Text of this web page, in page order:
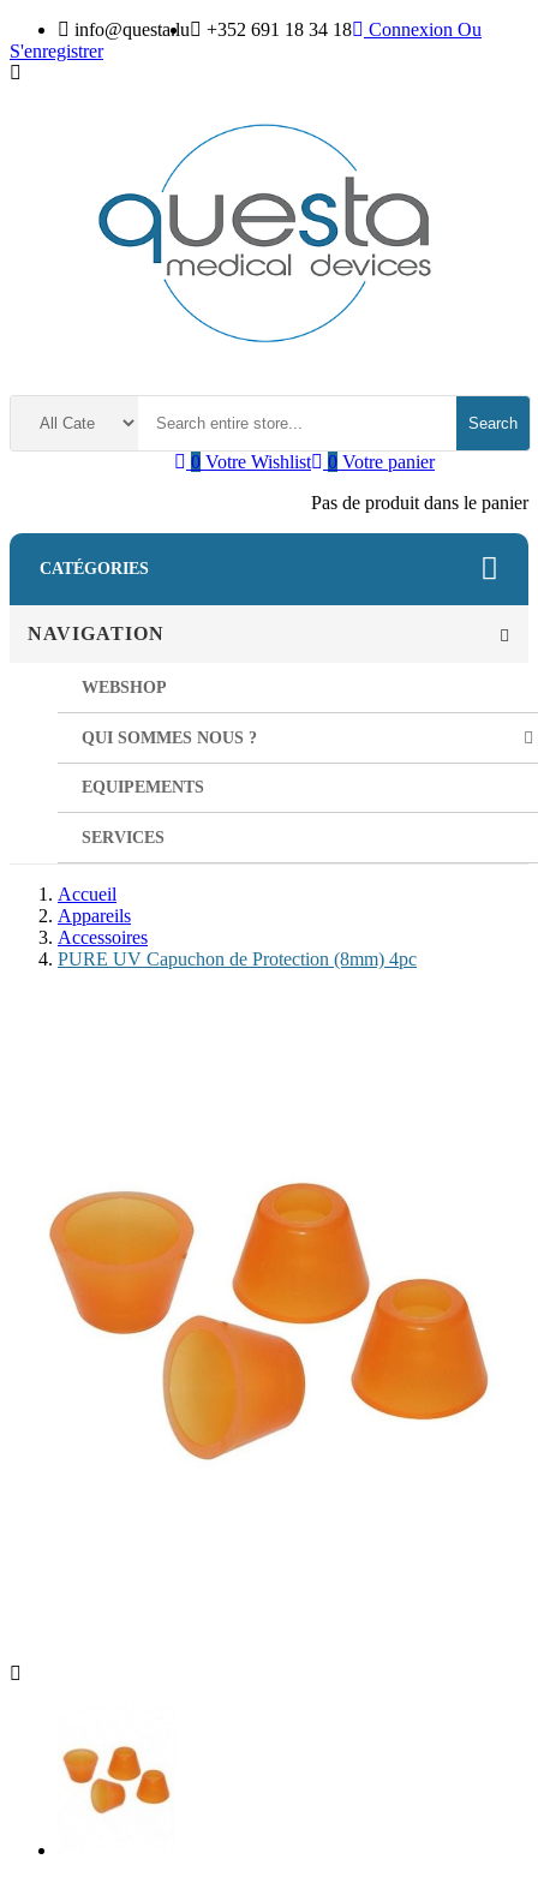
info@questa.lu +352 691 18 34 18 Connexion Ou
S'enregistrer
Search
0 Votre panier
Pas de produit dans le panier
0 Votre Wishlist
CATÉGORIES
NAVIGATION
WEBSHOP
QUI SOMMES NOUS ?
EQUIPEMENTS
SERVICES
Accueil
Appareils
Accessoires
PURE UV Capuchon de Protection (8mm) 4pc
